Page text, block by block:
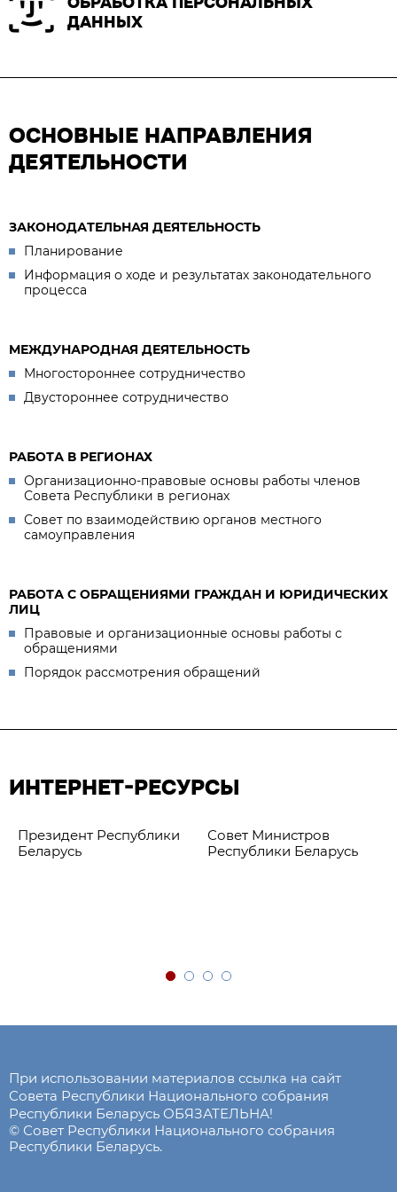
ДАННЫХ
ОСНОВНЫЕ НАПРАВЛЕНИЯ
ДЕЯТЕЛЬНОСТИ
ЗАКОНОДАТЕЛЬНАЯ ДЕЯТЕЛЬНОСТЬ
Планирование
Информация о ходе и результатах законодательного
процесса
МЕЖДУНАРОДНАЯ ДЕЯТЕЛЬНОСТЬ
Многостороннее сотрудничество
Двустороннее сотрудничество
РАБОТА В РЕГИОНАХ
Организационно-правовые основы работы членов
Совета Республики в регионах
Совет по взаимодействию органов местного
самоуправления
РАБОТА С ОБРАЩЕНИЯМИ ГРАЖДАН И ЮРИДИЧЕСКИХ
ЛИЦ
Правовые и организационные основы работы с
обращениями
Порядок рассмотрения обращений
ИНТЕРНЕТ-РЕСУРСЫ
Президент Республики
Беларусь
Совет Министров
Республики Беларусь
При использовании материалов ссылка на сайт
Совета Республики Национального собрания
Республики Беларусь ОБЯЗАТЕЛЬНА!
© Совет Республики Национального собрания
Республики Беларусь.